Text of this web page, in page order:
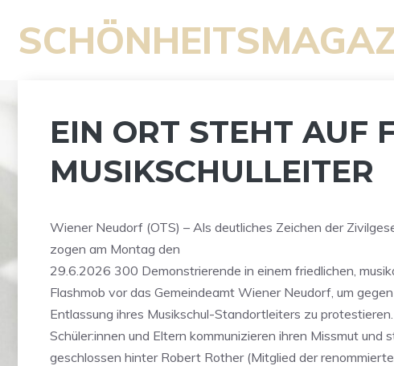
Inhalt
springen
EIN ORT STEHT AUF
MUSIKSCHULLEITER
Wiener Neudorf (OTS) – Als deutliches Zeichen der
zogen am Montag den
29.6.2026 300 Demonstrierende in einem friedlichen,
Flashmob vor das Gemeindeamt Wiener Neudorf, um
Entlassung ihres Musikschul-Standortleiters zu protestieren.
Schüler:innen und Eltern kommunizieren ihren Missmut und
geschlossen hinter Robert Rother (Mitglied der